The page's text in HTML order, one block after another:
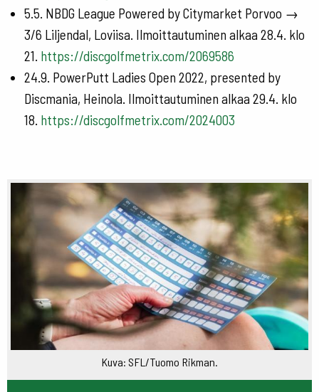
5.5. NBDG League Powered by Citymarket Porvoo →
3/6 Liljendal, Loviisa. Ilmoittautuminen alkaa 28.4. klo
21. https://discgolfmetrix.com/2069586
24.9. PowerPutt Ladies Open 2022, presented by
Discmania, Heinola. Ilmoittautuminen alkaa 29.4. klo
18. https://discgolfmetrix.com/2024003
Kuva: SFL/Tuomo Rikman.